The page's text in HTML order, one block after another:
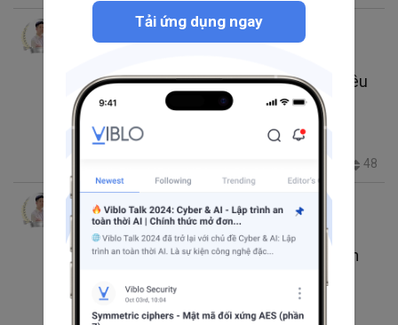
Jimmy Nguyễn
thg 5 2, 2025 2:00 SA
19 phút đọc
Nâng Cấp Stack/Queue: Bí Kíp Tìm Min Siêu
Tốc
MAYFEST2025
Data Structures
Competitive Programming
Coding Interview
48
Jimmy Nguyễn
thg 4 30, 2025 5:31 CH
28 phút đọc
Trending thg 5 16, 2025 2:14 SA
Sức Mạnh Của Bitmask DP: Từ Cơ Bản Đến
MAYFEST2025
Competitive Programming
Algorithms
Dynamic programming Bitmask
Tải ứng dụng ngay